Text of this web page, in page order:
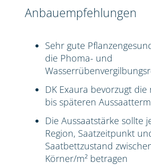
Anbauempfehlungen
Sehr gute
die Phoma- und
DK Exaura bevorzugt
bis späteren
Die Aussaatstärke sollte
Region, Saatzeitpunkt
Saatbettzustand
Körner/m² betragen